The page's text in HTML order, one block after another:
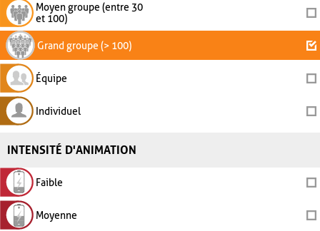
Moyen groupe (entre 30
et 100)
Grand groupe (> 100)
Équipe
Individuel
INTENSITÉ D'ANIMATION
Faible
Moyenne